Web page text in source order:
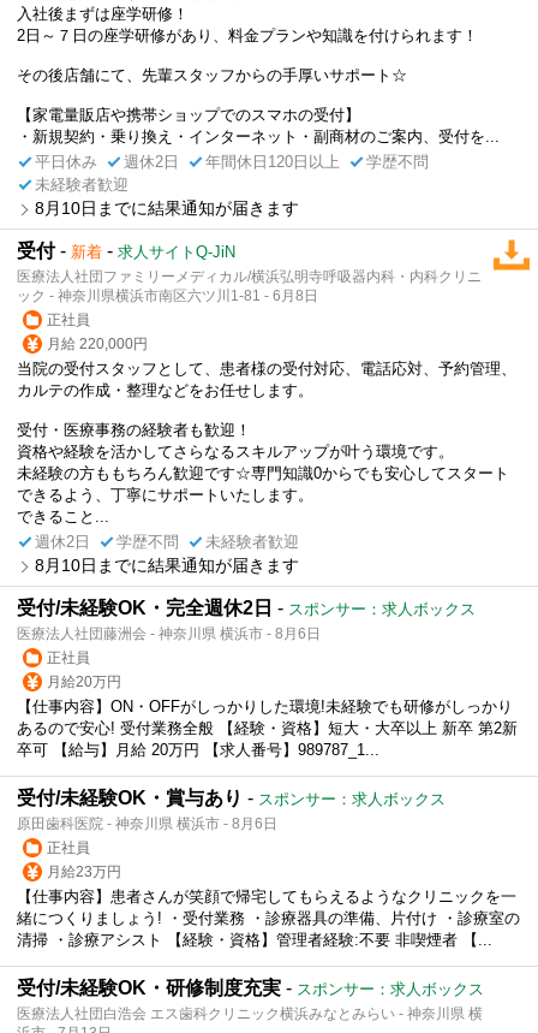
入社後まずは座学研修！
2日～７日の座学研修があり、料金プランや知識を付けられます！
その後店舗にて、先輩スタッフからの手厚いサポート☆
【家電量販店や携帯ショップでのスマホの受付】
・新規契約・乗り換え・インターネット・副商材のご案内、受付を...
平日休み
週休2日 年間休日120日以上
学歴不問
未経験者歓迎
8月10日までに結果通知が届きます
受付- 新着 - 求人サイトQ-JiN
医療法人社団ファミリーメディカル/横浜弘明寺呼吸器内科・内科クリニ
ック - 神奈川県横浜市南区六ツ川1-81 - 6月8日
正社員
月給 220,000円
当院の受付スタッフとして、患者様の受付対応、電話応対、予約管理、
カルテの作成・整理などをお任せします。
受付・医療事務の経験者も歓迎！
資格や経験を活かしてさらなるスキルアップが叶う環境です。
未経験の方ももちろん歓迎です☆専門知識0からでも安心してスタート
できるよう、丁寧にサポートいたします。
できること...
週休2日
学歴不問 未経験者歓迎
8月10日までに結果通知が届きます
受付/未経験OK・完全週休2日 - スポンサー：求人ボックス
医療法人社団藤洲会 - 神奈川県 横浜市 - 8月6日
正社員
月給20万円
【仕事内容】ON・OFFがしっかりした環境!未経験でも研修がしっかり
あるので安心! 受付業務全般 【経験・資格】短大・大卒以上 新卒 第2新
卒可 【給与】月給 20万円 【求人番号】989787_1...
受付/未経験OK・賞与あり - スポンサー：求人ボックス
原田歯科医院 - 神奈川県 横浜市 - 8月6日
正社員
月給23万円
【仕事内容】患者さんが笑顔で帰宅してもらえるようなクリニックを一
緒につくりましょう! ・受付業務 ・診療器具の準備、片付け ・診療室の
清掃 ・診療アシスト 【経験・資格】管理者経験:不要 非喫煙者 【...
受付/未経験OK・研修制度充実 - スポンサー：求人ボックス
医療法人社団白浩会 エス歯科クリニック横浜みなとみらい - 神奈川県 横